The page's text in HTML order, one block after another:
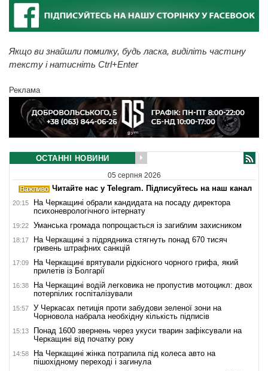
Якщо ви знайшли помилку, будь ласка, виділіть частину
тексту і натисніть Ctrl+Enter
Реклама
ОСТАННІ НОВИНИ
05 серпня 2026
Читайте нас у Telegram. Підписуйтесь на наш канал
20:15
На Черкащині обрали кандидата на посаду директора
психоневрологічного інтернату
19:22 Уманська громада попрощається із загиблим захисником
18:17
На Черкащині з підрядника стягнуть понад 670 тисяч
гривень штрафних санкцій
17:09
На Черкащині врятували рідкісного чорного грифа, який
прилетів із Болгарії
16:38
На Черкащині водій легковика не пропустив мотоцикл: двох
потерпілих госпіталізували
15:57
У Черкасах петиція проти забудови зеленої зони на
Чорновола набрала необхідну кількість підписів
15:13
Понад 1600 звернень через укуси тварин зафіксували на
Черкащині від початку року
14:58
На Черкащині жінка потрапила під колеса авто на
пішохідному переході і загинула